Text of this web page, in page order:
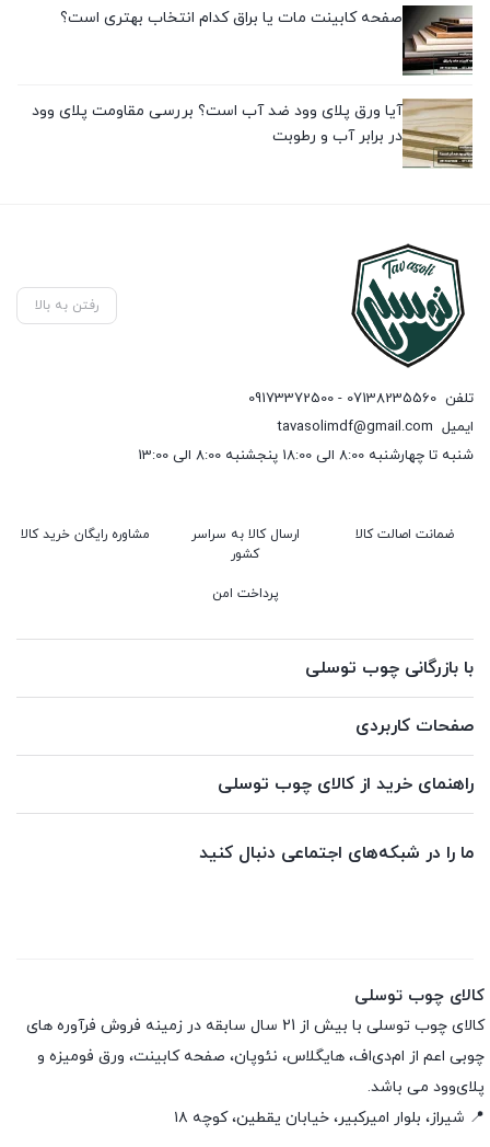
صفحه کابینت مات یا براق کدام انتخاب بهتری است؟
آیا ورق پلای وود ضد آب است؟ بررسی مقاومت پلای وود
در برابر آب و رطوبت
رفتن به بالا
تلفن 07138235560 - 09173372500
ایمیل tavasolimdf@gmail.com
شنبه تا چهارشنبه 8:00 الی 18:00 پنجشنبه 8:00 الی 13:00
ضمانت اصالت کالا
ارسال کالا به سراسر
کشور
مشاوره رایگان خرید کالا
پرداخت امن
با بازرگانی چوب توسلی
صفحات کاربردی
راهنمای خرید از کالای چوب توسلی
ما را در شبکه‌های اجتماعی دنبال کنید
کالای چوب توسلی
کالای چوب توسلی با بیش از 21 سال سابقه در زمینه فروش فرآوره های
چوبی اعم از ام‌دی‌اف، هایگلاس، نئوپان، صفحه کابینت، ورق فومیزه و
پلای‌وود می باشد.
📍 شیراز، بلوار امیرکبیر، خیابان یقطین، کوچه ۱۸